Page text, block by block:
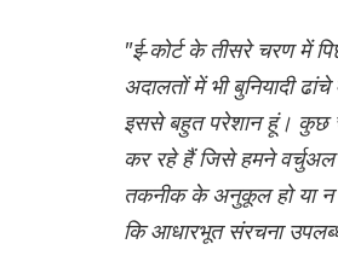
"ई-कोर्ट के तीसरे चरण में
अदालतों में भी बुनियादी
इससे बहुत परेशान हूं। कुछ
कर रहे हैं जिसे हमने
तकनीक के अनुकूल हो या न
कि आधारभूत संरचना